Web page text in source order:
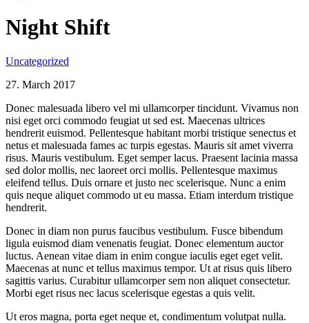
Night Shift
Uncategorized
27. March 2017
Donec malesuada libero vel mi ullamcorper tincidunt. Vivamus non
nisi eget orci commodo feugiat ut sed est. Maecenas ultrices
hendrerit euismod. Pellentesque habitant morbi tristique senectus et
netus et malesuada fames ac turpis egestas. Mauris sit amet viverra
risus. Mauris vestibulum. Eget semper lacus. Praesent lacinia massa
sed dolor mollis, nec laoreet orci mollis. Pellentesque maximus
eleifend tellus. Duis ornare et justo nec scelerisque. Nunc a enim
quis neque aliquet commodo ut eu massa. Etiam interdum tristique
hendrerit.
Donec in diam non purus faucibus vestibulum. Fusce bibendum
ligula euismod diam venenatis feugiat. Donec elementum auctor
luctus. Aenean vitae diam in enim congue iaculis eget eget velit.
Maecenas at nunc et tellus maximus tempor. Ut at risus quis libero
sagittis varius. Curabitur ullamcorper sem non aliquet consectetur.
Morbi eget risus nec lacus scelerisque egestas a quis velit.
Ut eros magna, porta eget neque et, condimentum volutpat nulla.